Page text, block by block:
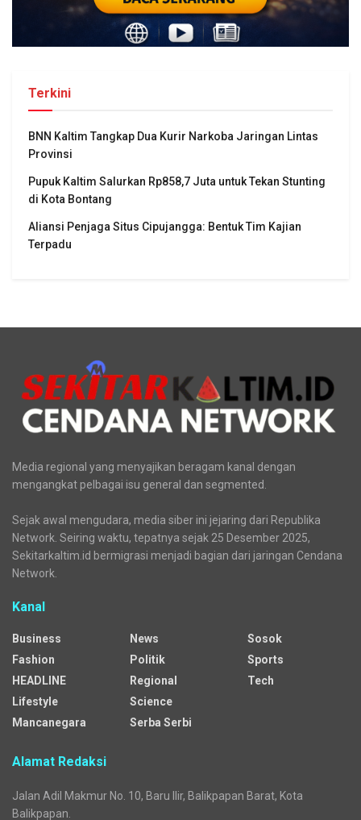
Terkini
BNN Kaltim Tangkap Dua Kurir Narkoba Jaringan Lintas
Provinsi
Pupuk Kaltim Salurkan Rp858,7 Juta untuk Tekan Stunting
di Kota Bontang
Aliansi Penjaga Situs Cipujangga: Bentuk Tim Kajian
Terpadu
Media regional yang menyajikan beragam kanal dengan
mengangkat pelbagai isu general dan segmented.
Sejak awal mengudara, media siber ini jejaring dari Republika
Network. Seiring waktu, tepatnya sejak 25 Desember 2025,
Sekitarkaltim.id bermigrasi menjadi bagian dari jaringan Cendana
Network.
Kanal
Business
Fashion
HEADLINE
Lifestyle
Mancanegara
News
Politik
Regional
Science
Serba Serbi
Sosok
Sports
Tech
Alamat Redaksi
Jalan Adil Makmur No. 10, Baru Ilir, Balikpapan Barat, Kota
Balikpapan.